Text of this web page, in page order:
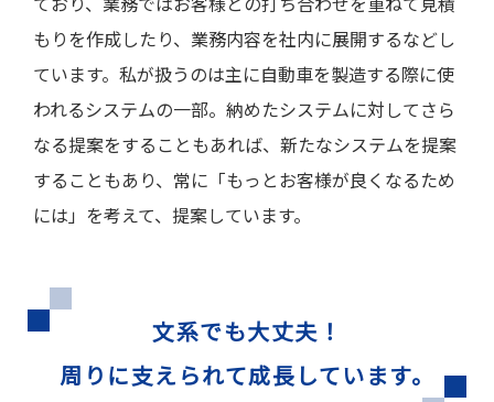
もりを作成したり、業務内容を社内に展開するなどし
ています。私が扱うのは主に自動車を製造する際に使
われるシステムの一部。納めたシステムに対してさら
なる提案をすることもあれば、新たなシステムを提案
することもあり、常に「もっとお客様が良くなるため
には」を考えて、提案しています。
文系でも大丈夫！
周りに支えられて成長しています。